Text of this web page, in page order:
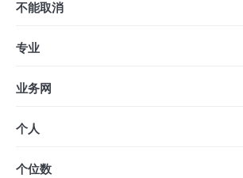
不能取消
专业
业务网
个人
个位数